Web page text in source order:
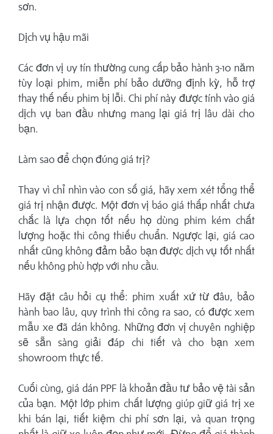
sơn.
Dịch vụ hậu mãi
Các đơn vị uy tín thường cung cấp bảo hành 3-10 năm
tùy loại phim, miễn phí bảo dưỡng định kỳ, hỗ trợ
thay thế nếu phim bị lỗi. Chi phí này được tính vào giá
dịch vụ ban đầu nhưng mang lại giá trị lâu dài cho
bạn.
Làm sao để chọn đúng giá trị?
Thay vì chỉ nhìn vào con số giá, hãy xem xét tổng thể
giá trị nhận được. Một đơn vị báo giá thấp nhất chưa
chắc là lựa chọn tốt nếu họ dùng phim kém chất
lượng hoặc thi công thiếu chuẩn. Ngược lại, giá cao
nhất cũng không đảm bảo bạn được dịch vụ tốt nhất
nếu không phù hợp với nhu cầu.
Hãy đặt câu hỏi cụ thể: phim xuất xứ từ đâu, bảo
hành bao lâu, quy trình thi công ra sao, có được xem
mẫu xe đã dán không. Những đơn vị chuyên nghiệp
sẽ sẵn sàng giải đáp chi tiết và cho bạn xem
showroom thực tế.
Cuối cùng, giá dán PPF là khoản đầu tư bảo vệ tài sản
của bạn. Một lớp phim chất lượng giúp giữ giá trị xe
khi bán lại, tiết kiệm chi phí sơn lại, và quan trọng